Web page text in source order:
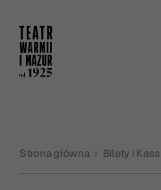
Strona główna Bilety i Kasa